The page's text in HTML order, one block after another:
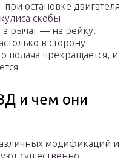
остановке двигателя
скобы
а рычаг — на рейку.
в сторону
подача прекращается, и
и чем они
модификаций и
существенно